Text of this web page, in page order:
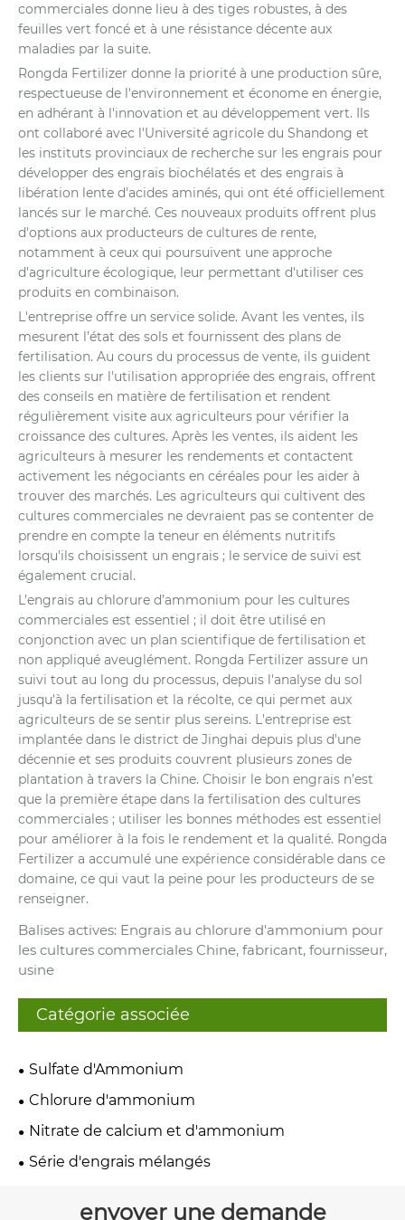
commerciales donne lieu à des tiges robustes, à des
feuilles vert foncé et à une résistance décente aux
maladies par la suite.
Rongda Fertilizer donne la priorité à une production sûre,
respectueuse de l'environnement et économe en énergie,
en adhérant à l'innovation et au développement vert. Ils
ont collaboré avec l'Université agricole du Shandong et
les instituts provinciaux de recherche sur les engrais pour
développer des engrais biochélatés et des engrais à
libération lente d'acides aminés, qui ont été officiellement
lancés sur le marché. Ces nouveaux produits offrent plus
d'options aux producteurs de cultures de rente,
notamment à ceux qui poursuivent une approche
d'agriculture écologique, leur permettant d'utiliser ces
produits en combinaison.
L'entreprise offre un service solide. Avant les ventes, ils
mesurent l’état des sols et fournissent des plans de
fertilisation. Au cours du processus de vente, ils guident
les clients sur l'utilisation appropriée des engrais, offrent
des conseils en matière de fertilisation et rendent
régulièrement visite aux agriculteurs pour vérifier la
croissance des cultures. Après les ventes, ils aident les
agriculteurs à mesurer les rendements et contactent
activement les négociants en céréales pour les aider à
trouver des marchés. Les agriculteurs qui cultivent des
cultures commerciales ne devraient pas se contenter de
prendre en compte la teneur en éléments nutritifs
lorsqu'ils choisissent un engrais ; le service de suivi est
également crucial.
L’engrais au chlorure d’ammonium pour les cultures
commerciales est essentiel ; il doit être utilisé en
conjonction avec un plan scientifique de fertilisation et
non appliqué aveuglément. Rongda Fertilizer assure un
suivi tout au long du processus, depuis l'analyse du sol
jusqu'à la fertilisation et la récolte, ce qui permet aux
agriculteurs de se sentir plus sereins. L'entreprise est
implantée dans le district de Jinghai depuis plus d'une
décennie et ses produits couvrent plusieurs zones de
plantation à travers la Chine. Choisir le bon engrais n’est
que la première étape dans la fertilisation des cultures
commerciales ; utiliser les bonnes méthodes est essentiel
pour améliorer à la fois le rendement et la qualité. Rongda
Fertilizer a accumulé une expérience considérable dans ce
domaine, ce qui vaut la peine pour les producteurs de se
renseigner.
Balises actives: Engrais au chlorure d'ammonium pour
les cultures commerciales Chine, fabricant, fournisseur,
usine
Catégorie associée
Sulfate d'Ammonium
Chlorure d'ammonium
Nitrate de calcium et d'ammonium
Série d'engrais mélangés
envoyer une demande